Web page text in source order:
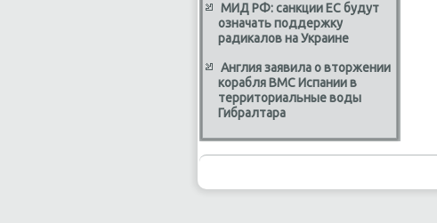
МИД РФ: санкции ЕС будут
означать поддержку
радикалов на Украине
Англия заявила о вторжении
корабля ВМС Испании в
территориальные воды
Гибралтара